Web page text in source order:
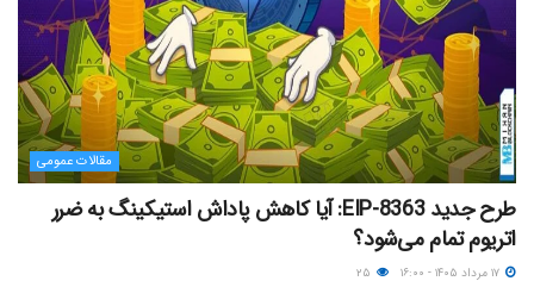
مقالات عمومی
طرح جدید EIP-8363: آیا کاهش پاداش استیکینگ به ضرر
اتریوم تمام می‌شود؟